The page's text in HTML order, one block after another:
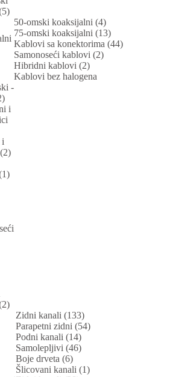
50-omski koaksijalni (4)
75-omski koaksijalni (13)
Kablovi sa konektorima (44)
Samonoseći kablovi (2)
Hibridni kablovi (2)
Kablovi bez halogena
-
i
i
Zidni kanali (133)
Parapetni zidni (54)
Podni kanali (14)
Samolepljivi (46)
Boje drveta (6)
Šlicovani kanali (1)